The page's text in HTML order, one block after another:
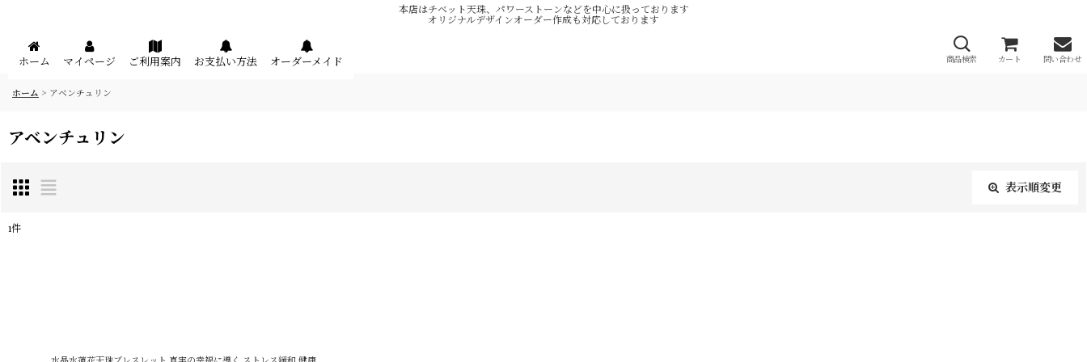
本店はチベット天珠、パワーストーンなどを中心に扱っております
オリジナルデザインオーダー作成も対応しております
メニュー 商品検索 カート 問い合わせ
ホーム マイページ ご利用案内 お支払い方法 オーダーメイド
ホーム > アベンチュリン
アベンチュリン
表示順変更
1件